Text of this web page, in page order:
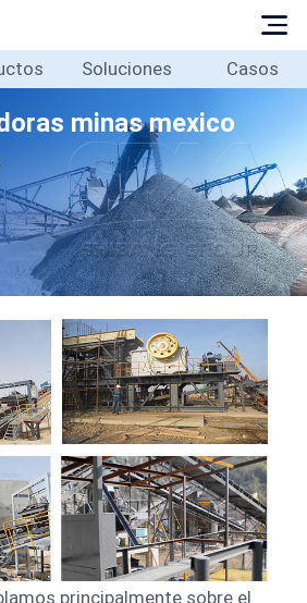
Soluciones Casos
minas mexico
principalmente sobre el